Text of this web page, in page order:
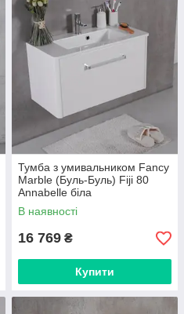
Тумба з умивальником Fancy
Marble (Буль-Буль) Fiji 80
Annabelle біла
В наявності
16 769 ₴
Купити